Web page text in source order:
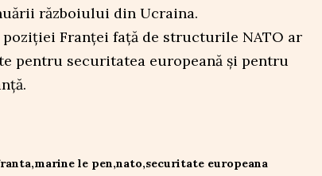
războiului din Ucraina.
poziției Franței față de structurile NATO ar
pentru securitatea europeană și pentru
marine le pen nato securitate europeana